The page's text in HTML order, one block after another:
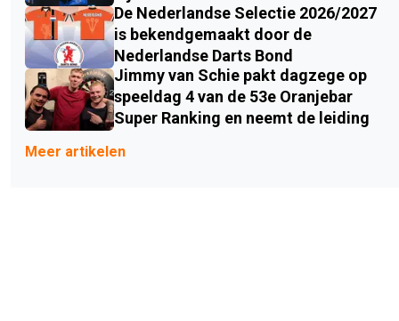
De Nederlandse Selectie 2026/2027
is bekendgemaakt door de
Nederlandse Darts Bond
Jimmy van Schie pakt dagzege op
speeldag 4 van de 53e Oranjebar
Super Ranking en neemt de leiding
Meer artikelen